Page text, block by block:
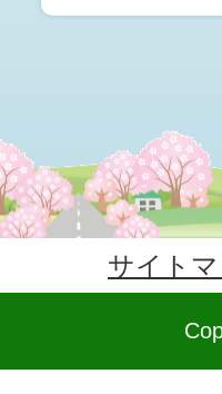
サイト